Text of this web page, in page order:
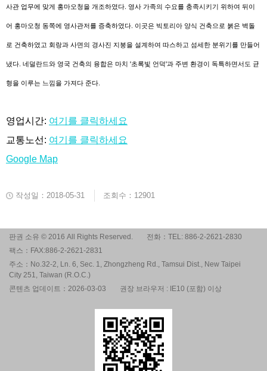
사관 업무에 맞게 홍마오청을 개조하였다. 영사 가족의 수요를 충족시키기 위하여 뒤이
어 홍마오청 동쪽에 영사관저를 증축하였다. 이곳은 빅토리아 양식 건축으로 붉은 벽돌
로 건축하였고 회랑과 사면의 경사진 지붕을 설계하여 따스하고 섬세한 분위기를 만들어
냈다. 네덜란드와 영국 건축의 융합은 마치 '초록빛 언덕'과 주변 환경이 독특하면서도 균
형을 이루는 느낌을 가져다 준다.
영업시간: 여기를 클릭하세요
교통노선: 여기를 클릭하세요
Google Map
작성일：2018-05-31 조회수：12901
판권 소유 © 2016 All Rights Reserved.
전화：TEL: 886-2-2621-2830
팩스：FAX:886-2-2621-2831
주소：No.32-2, Ln. 6, Sec. 1, Zhongzheng Rd., Tamsui Dist., New Taipei
City 251, Taiwan (R.O.C.)
콘텐츠 업데이트：2026-03-03
권장 브라우저 : IE10 (포함) 이상